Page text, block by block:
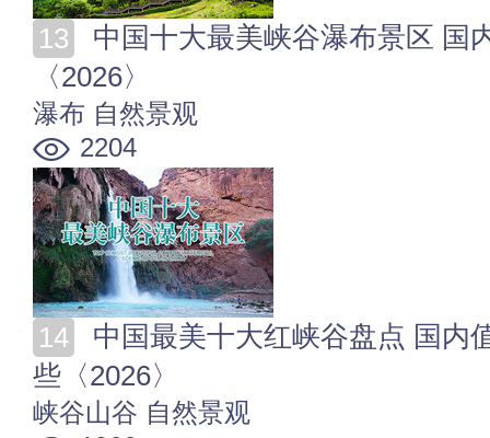
〈2026〉
瀑布 自然景观
2204
些〈2026〉
峡谷山谷 自然景观